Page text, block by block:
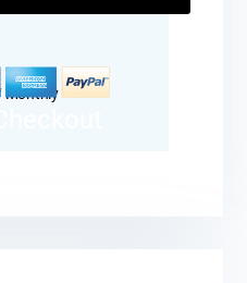
Monthly